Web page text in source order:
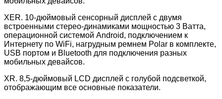
XER. 10-дюймовый сенсорный дисплей с двумя
встроенными стерео-динамиками мощностью 3 Ватта,
операционной системой Android, подключением к
Интернету по WiFi, нагрудным ремнем Polar в комплекте,
USB портом и Bluetooth для подключения разных
мобильных девайсов.
XR. 8,5-дюймовый LCD дисплей с голубой подсветкой,
отображающим все основные показатели.